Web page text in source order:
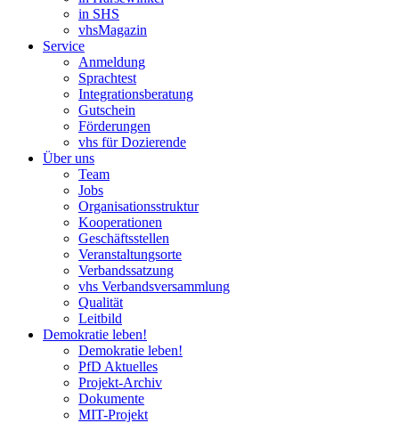
in SHS
vhsMagazin
Service
Anmeldung
Sprachtest
Integrationsberatung
Gutschein
Förderungen
vhs für Dozierende
Über uns
Team
Jobs
Organisationsstruktur
Kooperationen
Geschäftsstellen
Veranstaltungsorte
Verbandssatzung
vhs Verbandsversammlung
Qualität
Leitbild
Demokratie leben!
Demokratie leben!
PfD Aktuelles
Projekt-Archiv
Dokumente
MIT-Projekt